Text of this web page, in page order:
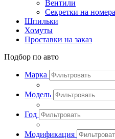
Вентили
Секретки на номера
Шпильки
Хомуты
Проставки на заказ
Подбор по авто
Марка
Модель
Год
Модификация